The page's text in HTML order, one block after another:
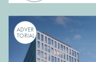
ADVER
TORIAL